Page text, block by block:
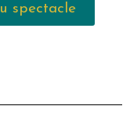
spectacle